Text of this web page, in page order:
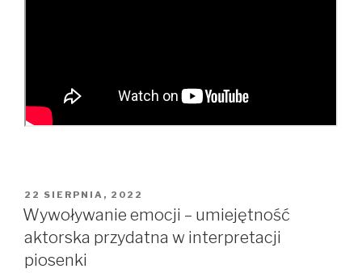
OPUBLIKOWANE
W
22 SIERPNIA, 2022
Wywoływanie emocji – umiejętność
aktorska przydatna w interpretacji
piosenki